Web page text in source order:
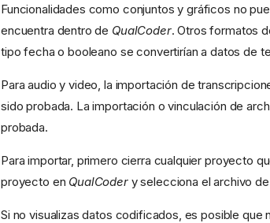
Funcionalidades como conjuntos y gráficos no
encuentra dentro de QualCoder. Otros formatos
tipo fecha o booleano se convertirían a datos de
Para audio y video, la importación de
sido probada. La importación o vinculación de
probada.
Para importar, primero cierra cualquier proyecto
proyecto en QualCodery selecciona el archivo
Si no visualizas datos codificados, es posible